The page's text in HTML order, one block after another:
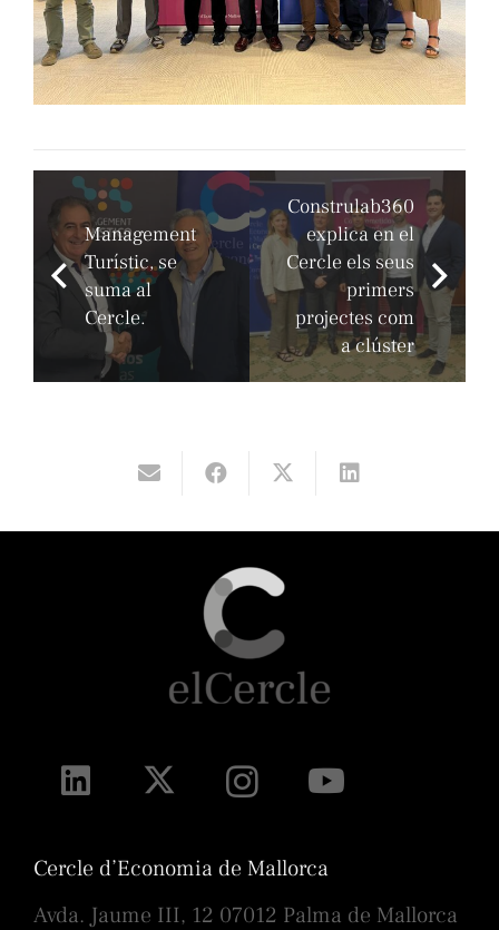
Management
Turístic, se
suma al
Cercle.
Construlab360
explica en el
Cercle els seus
primers
projectes com
a clúster
Cercle d’Economia de Mallorca
Avda. Jaume III, 12 07012 Palma de Mallorca